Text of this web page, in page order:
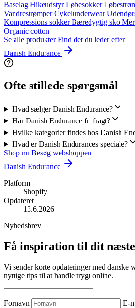
Baselag HikeudstyrLøbesokker
VandrestrømperCykelunderwear
Kompressions sokkerBæredygtig sko
Organic cotton
Se alle produkterFind det du leder efter
Danish Endurance
Ofte stillede spørgsmål
Hvad sælger Danish Endurance?
Har Danish Endurance fri fragt?
Hvilke kategorier findes hos Danish
Hvad er Danish Endurances speciale?
Shop nu Besøg webshoppen
Danish Endurance
Platform
Shopify
Opdateret
13.6.2026
Nyhedsbrev
Få inspiration til dit
Vi sender korte opdateringer med danske
nyttige tips til at handle trygt online.
Fornavn E-